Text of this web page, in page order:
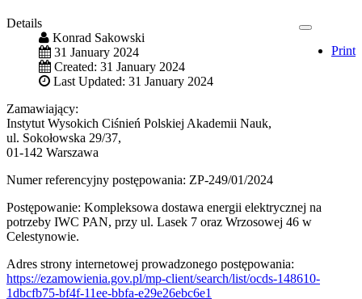
Print
Details
Konrad Sakowski
31 January 2024
Created: 31 January 2024
Last Updated: 31 January 2024
Zamawiający:
Instytut Wysokich Ciśnień Polskiej Akademii Nauk,
ul. Sokołowska 29/37,
01-142 Warszawa
Numer referencyjny postępowania: ZP-249/01/2024
Postępowanie: Kompleksowa dostawa energii elektrycznej na
potrzeby IWC PAN, przy ul. Lasek 7 oraz Wrzosowej 46 w
Celestynowie.
Adres strony internetowej prowadzonego postępowania:
https://ezamowienia.gov.pl/mp-client/search/list/ocds-148610-
1dbcfb75-bf4f-11ee-bbfa-e29e26ebc6e1